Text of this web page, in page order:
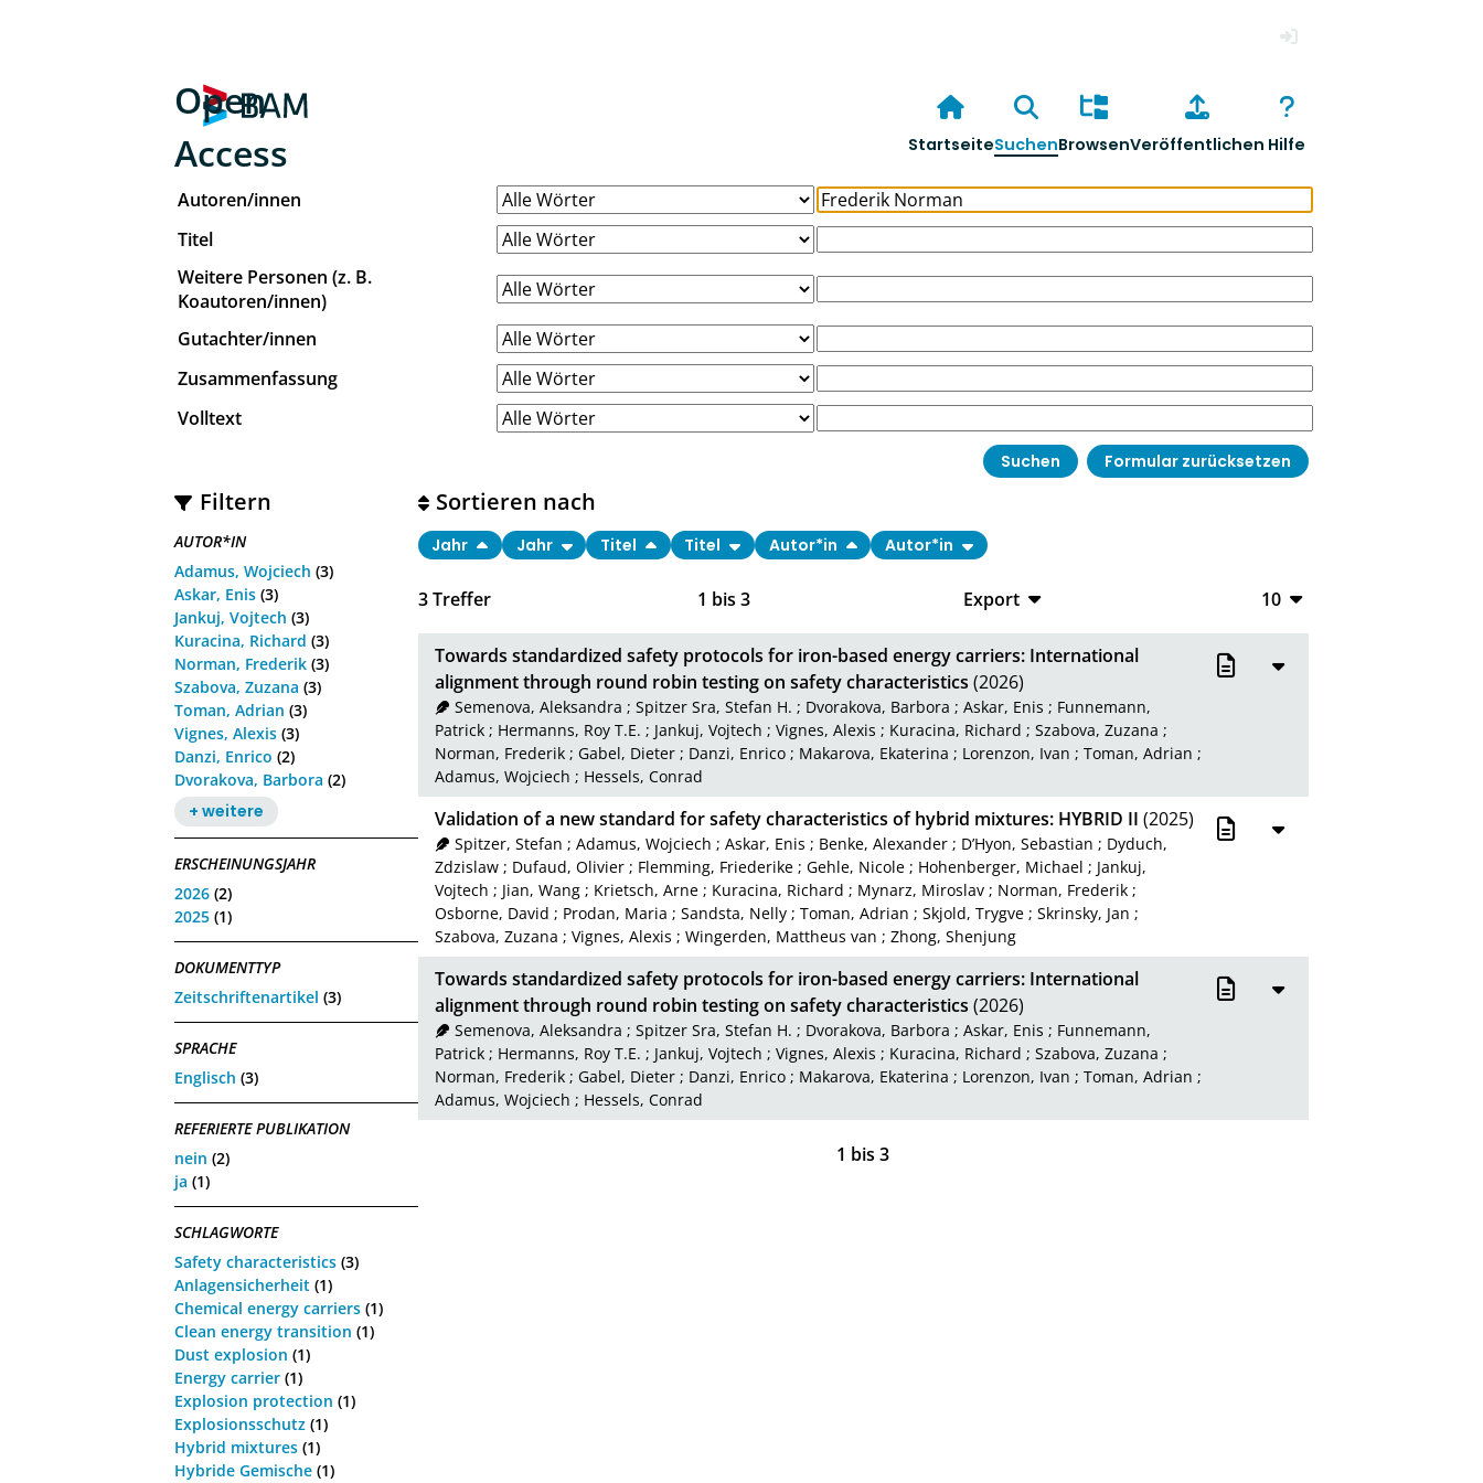
Open
Access
StartseiteSuchenBrowsenVeröffentlichen Hilfe
Autoren/innen
Titel
Weitere Personen (z. B.
Koautoren/innen)
Gutachter/innen
Zusammenfassung
Volltext
Filtern
AUTOR*IN
Adamus, Wojciech (3)
Askar, Enis (3)
Jankuj, Vojtech (3)
Kuracina, Richard (3)
Norman, Frederik (3)
Szabova, Zuzana (3)
Toman, Adrian (3)
Vignes, Alexis (3)
Danzi, Enrico (2)
Dvorakova, Barbora (2)
+ weitere
ERSCHEINUNGSJAHR
2026 (2)
2025 (1)
DOKUMENTTYP
Zeitschriftenartikel (3)
SPRACHE
Englisch (3)
REFERIERTE PUBLIKATION
nein (2)
ja (1)
SCHLAGWORTE
Safety characteristics (3)
Anlagensicherheit (1)
Chemical energy carriers (1)
Clean energy transition (1)
Dust explosion (1)
Energy carrier (1)
Explosion protection (1)
Explosionsschutz (1)
Hybrid mixtures (1)
Hybride Gemische (1)
3Treffer 1 bis 3
Export
CSV
RIS
XML
10
10
20
Sortieren nach
Jahr Jahr Titel Titel Autor*in Autor*in
Towards standardized safety protocols for iron-based energy carriers: International
alignment through round robin testing on safety characteristics (2026)
Semenova, Aleksandra ;Spitzer Sra, Stefan H. ; Dvorakova, Barbora ;Askar, Enis ; Funnemann,
Patrick; Hermanns, Roy T.E. ; Jankuj, Vojtech ; Vignes, Alexis ; Kuracina, Richard ; Szabova, Zuzana ;
Norman, Frederik; Gabel, Dieter; Danzi, Enrico; Makarova, Ekaterina ; Lorenzon, Ivan ; Toman, Adrian ;
Adamus, Wojciech ; Hessels, Conrad
Validation of a new standard for safety characteristics of hybrid mixtures: HYBRID II (2025)
Spitzer, Stefan ;Adamus, Wojciech ;Askar, Enis ; Benke, Alexander ; D’Hyon, Sebastian ; Dyduch,
Zdzislaw; Dufaud, Olivier; Flemming, Friederike; Gehle, Nicole; Hohenberger, Michael ; Jankuj,
Vojtech ; Jian, Wang; Krietsch, Arne; Kuracina, Richard ; Mynarz, Miroslav; Norman, Frederik;
Osborne, David ; Prodan, Maria ; Sandsta, Nelly; Toman, Adrian ; Skjold, Trygve; Skrinsky, Jan ;
Szabova, Zuzana ; Vignes, Alexis ; Wingerden, Mattheus van ; Zhong, Shenjung
Towards standardized safety protocols for iron-based energy carriers: International
alignment through round robin testing on safety characteristics (2026)
Semenova, Aleksandra ;Spitzer Sra, Stefan H. ; Dvorakova, Barbora ;Askar, Enis ; Funnemann,
Patrick; Hermanns, Roy T.E. ; Jankuj, Vojtech ; Vignes, Alexis ; Kuracina, Richard ; Szabova, Zuzana ;
Norman, Frederik; Gabel, Dieter; Danzi, Enrico; Makarova, Ekaterina ; Lorenzon, Ivan ; Toman, Adrian ;
Adamus, Wojciech ; Hessels, Conrad
1 bis3